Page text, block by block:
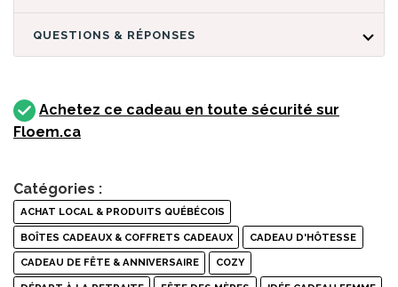
QUESTIONS & RÉPONSES
Achetez ce cadeau en toute sécurité sur
Floem.ca
Catégories :
ACHAT LOCAL & PRODUITS QUÉBÉCOIS
BOÎTES CADEAUX & COFFRETS CADEAUX CADEAU D'HÔTESSE
CADEAU DE FÊTE & ANNIVERSAIRE COZY